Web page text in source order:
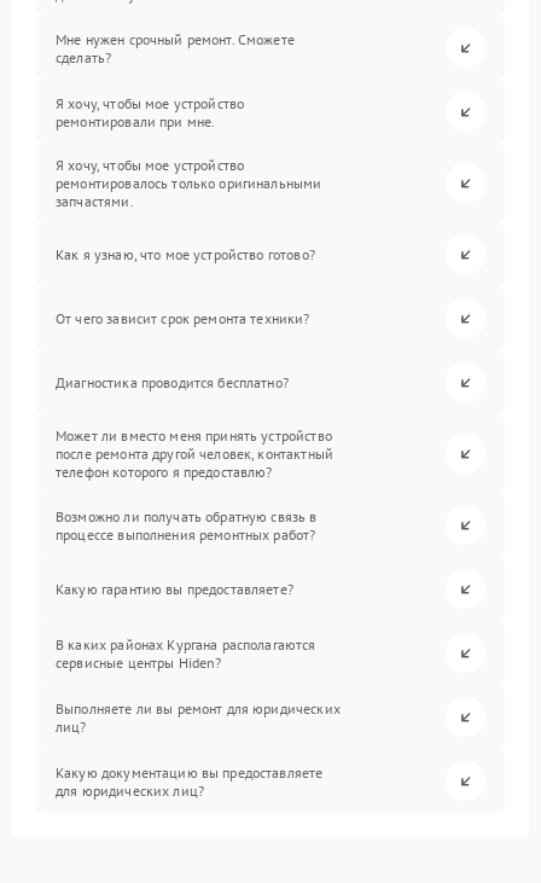
Мне нужен срочный ремонт. Сможете
сделать?
Я хочу, чтобы мое устройство
ремонтировали при мне.
Я хочу, чтобы мое устройство
ремонтировалось только оригинальными
запчастями.
Как я узнаю, что мое устройство готово?
От чего зависит срок ремонта техники?
Диагностика проводится бесплатно?
Может ли вместо меня принять устройство
после ремонта другой человек, контактный
телефон которого я предоставлю?
Возможно ли получать обратную связь в
процессе выполнения ремонтных работ?
Какую гарантию вы предоставляете?
В каких районах Кургана располагаются
сервисные центры Hiden?
Выполняете ли вы ремонт для юридических
лиц?
Какую документацию вы предоставляете
для юридических лиц?